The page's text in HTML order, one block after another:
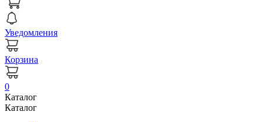
Уведомления
Корзина
0
Каталог
Каталог